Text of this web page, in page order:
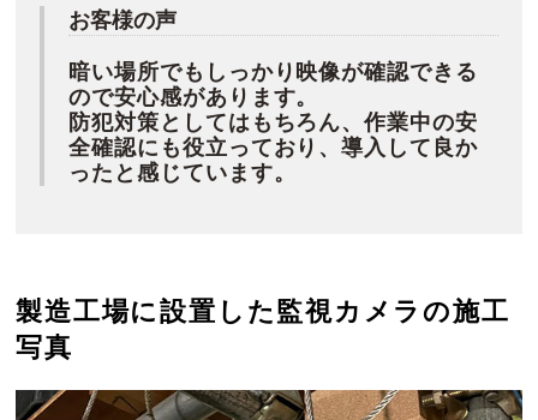
お客様の声
暗い場所でもしっかり映像が確認できる
ので安心感があります。
防犯対策としてはもちろん、作業中の安
全確認にも役立っており、導入して良か
ったと感じています。
製造工場に設置した監視カメラの施工
写真